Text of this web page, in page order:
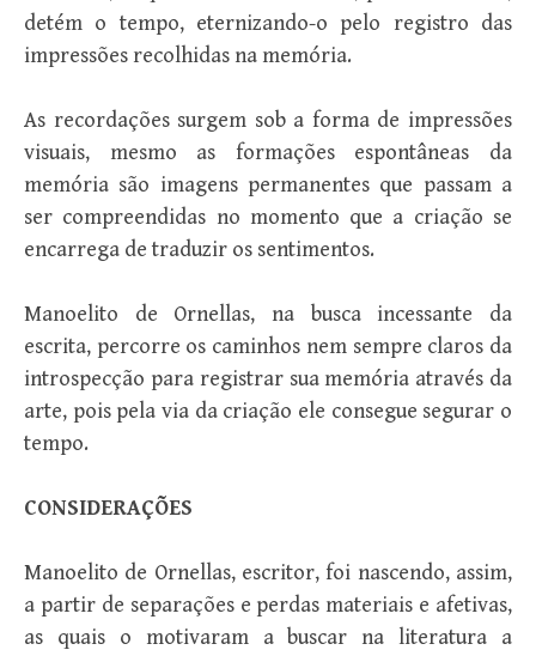
detém o tempo, eternizando-o pelo registro das
impressões recolhidas na memória.
As recordações surgem sob a forma de impressões
visuais, mesmo as formações espontâneas da
memória são imagens permanentes que passam a
ser compreendidas no momento que a criação se
encarrega de traduzir os sentimentos.
Manoelito de Ornellas, na busca incessante da
escrita, percorre os caminhos nem sempre claros da
introspecção para registrar sua memória através da
arte, pois pela via da criação ele consegue segurar o
tempo.
CONSIDERAÇÕES
Manoelito de Ornellas, escritor, foi nascendo, assim,
a partir de separações e perdas materiais e afetivas,
as quais o motivaram a buscar na literatura a